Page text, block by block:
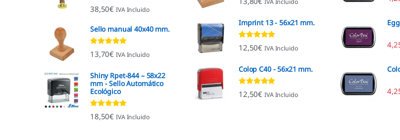
Valorado con
4.92de 5
38,50€ IVA Incluido
Sello manual 40x40 mm.
Valorado con
4.96de 5
13,70€ IVA Incluido
Shiny Rpet-844 – 58x22
mm - Sello Automático
Ecológico
Valorado con
4.96de 5
18,50€ IVA Incluido
4.80de 5 IVA Incluido
Imprint 13 - 56x21 mm.
Valorado con
4.96de 5
12,50€ IVA Incluido
Colop C40 - 56x21 mm.
Valorado con
4.89de 5
12,50€ IVA Incluido